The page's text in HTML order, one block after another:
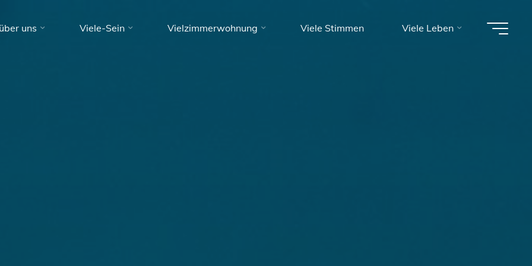
über uns Viele-Sein Vielzimmerwohnung Viele Stimmen Viele Leben